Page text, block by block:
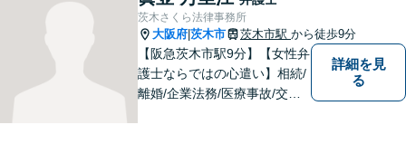
ご相談を！
茨木さくら法律事務所
大阪府 茨木市 茨木市駅 から徒歩9分
【阪急茨木市駅9分】【女性弁
護士ならではの心遣い】相続/
離婚/企業法務/医療事故/交通
詳細を見
る